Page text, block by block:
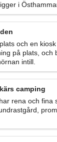
i
och en
på plats, och
intill.
camping
rena och fina